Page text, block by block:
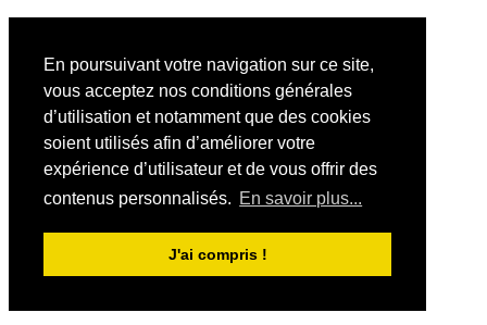
En poursuivant votre navigation sur ce site,
vous acceptez nos conditions générales
d’utilisation et notamment que des cookies
soient utilisés afin d’améliorer votre
expérience d’utilisateur et de vous offrir des
contenus personnalisés. En savoir plus...
J'ai compris !